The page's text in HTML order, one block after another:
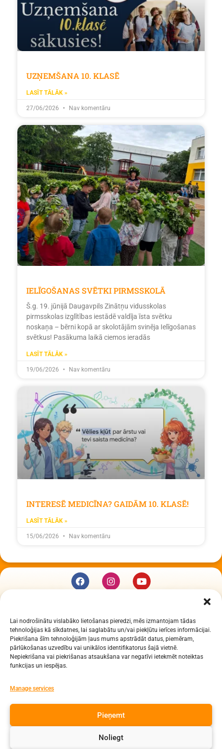
Lai nodrošinātu vislabāko lietošanas pieredzi, mēs izmantojam tādas
tehnoloģijas kā sīkdatnes, lai saglabātu un/vai piekļūtu ierīces informācijai.
Piekrišana šīm tehnoloģijām ļaus mums apstrādāt datus, piemēram,
pārlūkošanas uzvedību vai unikālos identifikatorus šajā vietnē.
Nepiekrišana vai piekrišanas atsaukšana var negatīvi ietekmēt noteiktas
funkcijas un iespējas.
Manage services
Pieņemt
Noliegt
UZŅEMŠANA 10. KLASĒ
LASĪT TĀLĀK »
27/06/2026 Nav komentāru
IELĪGOŠANAS SVĒTKI PIRMSSKOLĀ
Š.g. 19. jūnijā Daugavpils Zinātņu vidusskolas
pirmsskolas izglītības iestādē valdīja īsta svētku
noskaņa – bērni kopā ar skolotājām svinēja Ielīgošanas
svētkus! Pasākuma laikā ciemos ieradās
LASĪT TĀLĀK »
19/06/2026 Nav komentāru
INTERESĒ MEDICĪNA? GAIDĀM 10. KLASĒ!
LASĪT TĀLĀK »
15/06/2026 Nav komentāru
Daugavpils Zinātņu vidusskola
Raiņa iela 30, Daugavpils, LV-5401
Reģ. Nr. 2713903513 (IZM)
Daugavpils valstspilsētas pašvaldība 90000077325
tālr. Direktors: 65423030,
Lietvedis: 65421923